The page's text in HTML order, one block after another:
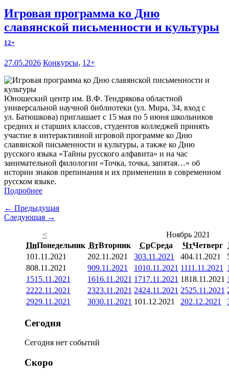
Игровая программа ко Дню
славянской письменности и культуры
12+
27.05.2026 Конкурсы, 12+
Юношеский центр им. В.Ф. Тендрякова областной
универсальной научной библиотеки (ул. Мира, 34, вход с
ул. Батюшкова) приглашает с 15 мая по 5 июня школьников
средних и старших классов, студентов колледжей принять
участие в интерактивной игровой программе ко Дню
славянской письменности и культуры, а также ко Дню
русского языка «Тайны русского алфавита» и на час
занимательной филологии «Точка, точка, запятая…» об
истории знаков препинания и их применении в современном
русском языке.
Подробнее
← Предыдущая
Следующая →
<
Ноябрь 2021
ПнПонедельник ВтВторник СрСреда ЧтЧетверг
101.11.2021 202.11.2021 303.11.2021 404.11.2021
808.11.2021 909.11.2021 1010.11.2021 1111.11.2021
1515.11.2021 1616.11.2021 1717.11.2021 1818.11.2021
2222.11.2021 2323.11.2021 2424.11.2021 2525.11.2021
2929.11.2021 3030.11.2021 101.12.2021 202.12.2021
Сегодня
Сегодня нет событий
Скоро